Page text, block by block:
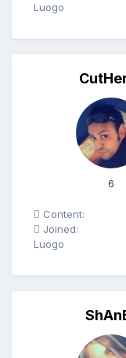
Luogo
6
Content:
Joined:
Luogo